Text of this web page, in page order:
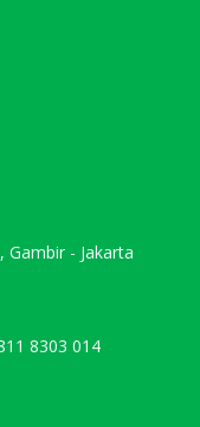
Gambir - Jakarta
8303 014